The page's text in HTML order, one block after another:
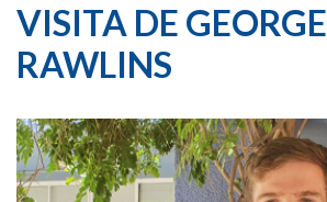
VISITA DE GEORGE
RAWLINS